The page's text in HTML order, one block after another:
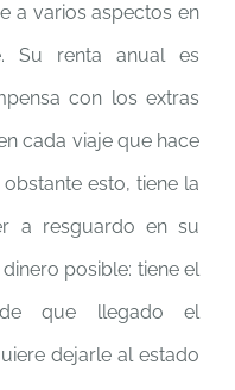
a varios aspectos en
Su renta anual es
con los extras
cada viaje que hace
esto, tiene la
a resguardo en su
posible: tiene el
de que llegado el
dejarle al estado